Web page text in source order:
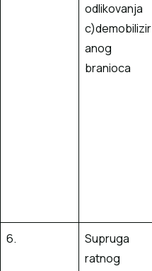
odlikovanja
c)demobilizir
anog
branioca
6.
Supruga
ratnog